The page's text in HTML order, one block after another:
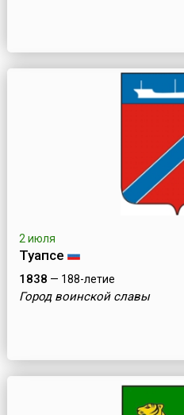
2 июля
Туапсе
1838 — 188-летие
Город воинской славы